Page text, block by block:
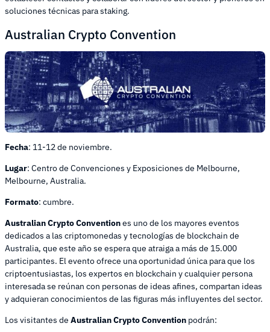
soluciones técnicas para staking.
Australian Crypto Convention
Fecha: 11-12 de noviembre.
Lugar: Centro de Convenciones y Exposiciones de Melbourne,
Melbourne, Australia.
Formato: сumbre.
Australian Crypto Conventiones uno de los mayores eventos
dedicados a las criptomonedas y tecnologías de blockchain de
Australia, que este año se espera que atraiga a más de 15.000
participantes. El evento ofrece una oportunidad única para que los
criptoentusiastas, los expertos en blockchain y cualquier persona
interesada se reúnan con personas de ideas afines, compartan ideas
y adquieran conocimientos de las figuras más influyentes del sector.
Los visitantes de Australian Crypto Convention podrán: